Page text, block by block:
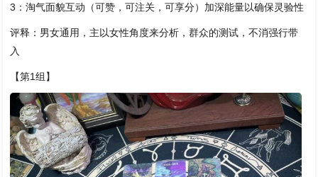
3：淘气面貌互动（可赞，可注关，可享分）加深能量以确保灵验性
评释：男女通用，主以女性角度来分析，群众的测试，不消强行带
入
【第1组】